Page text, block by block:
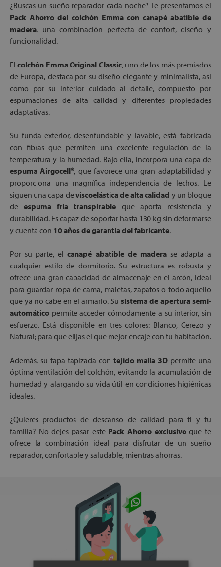
¿Buscas un sueño reparador cada noche? Te presentamos el
Pack Ahorro del colchón Emma con canapé abatible de
madera, una combinación perfecta de confort, diseño y
funcionalidad.
Elcolchón Emma Original Classic, uno de los más premiados
de Europa, destaca por su diseño elegante y minimalista, así
como por su interior cuidado al detalle, compuesto por
espumaciones de alta calidad y diferentes propiedades
adaptativas.
Su funda exterior, desenfundable y lavable, está fabricada
con fibras que permiten una excelente regulación de la
temperatura y la humedad. Bajo ella, incorpora una capa de
espuma Airgocell®, que favorece una gran adaptabilidad y
proporciona una magnífica independencia de lechos. Le
siguen una capa deviscoelástica de alta calidad y un bloque
deespuma fría transpirable que aporta resistencia y
durabilidad. Es capaz de soportar hasta 130 kg sin deformarse
y cuenta con 10 años de garantía del fabricante.
Por su parte, elcanapé abatible de maderase adapta a
cualquier estilo de dormitorio. Su estructura es robusta y
ofrece una gran capacidad de almacenaje en el arcón, ideal
para guardar ropa de cama, maletas, zapatos o todo aquello
que ya no cabe en el armario. Su sistema de apertura semi-
automático permite acceder cómodamente a su interior, sin
esfuerzo. Está disponible en tres colores: Blanco, Cerezo y
Natural; para que elijas el que mejor encaje con tu habitación.
Además, su tapa tapizada con tejido malla 3D permite una
óptima ventilación del colchón, evitando la acumulación de
humedad y alargando su vida útil en condiciones higiénicas
ideales.
¿Quieres productos de descanso de calidad para ti y tu
familia? No dejes pasar este Pack Ahorro exclusivoque te
ofrece la combinación ideal para disfrutar de un sueño
reparador, confortable y saludable, mientras ahorras.